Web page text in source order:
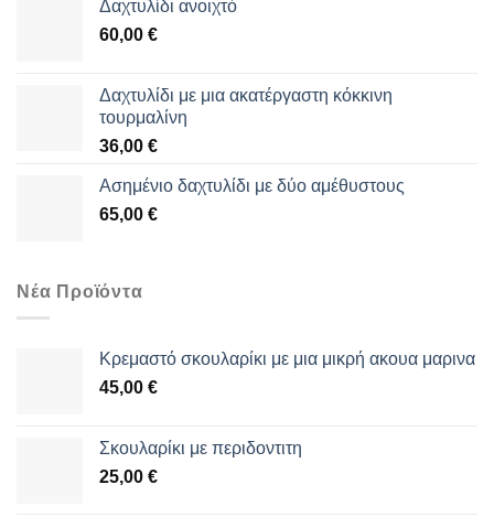
Δαχτυλίδι ανοιχτό
60,00 €
Δαχτυλίδι με μια ακατέργαστη κόκκινη
τουρμαλίνη
36,00 €
Aσημένιο δαχτυλίδι με δύο αμέθυστους
65,00 €
Νέα Προϊόντα
Κρεμαστό σκουλαρίκι με μια μικρή ακουα μαρινα
45,00 €
Σκουλαρίκι με περιδοντιτη
25,00 €